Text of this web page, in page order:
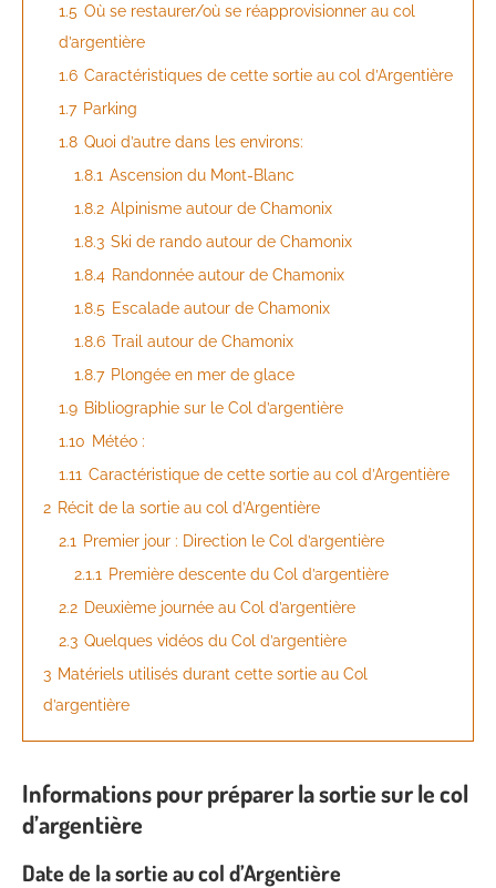
1.5 Où se restaurer/où se réapprovisionner au col
d’argentière
1.6 Caractéristiques de cette sortie au col d’Argentière
1.7 Parking
1.8 Quoi d’autre dans les environs:
1.8.1 Ascension du Mont-Blanc
1.8.2 Alpinisme autour de Chamonix
1.8.3 Ski de rando autour de Chamonix
1.8.4 Randonnée autour de Chamonix
1.8.5 Escalade autour de Chamonix
1.8.6 Trail autour de Chamonix
1.8.7 Plongée en mer de glace
1.9 Bibliographie sur le Col d’argentière
1.10 Météo :
1.11 Caractéristique de cette sortie au col d’Argentière
2 Récit de la sortie au col d’Argentière
2.1
Premier jour : Direction le Col d’argentière
2.1.1
Première descente du Col d’argentière
2.2 Deuxième journée au Col d’argentière
2.3 Quelques vidéos du Col d’argentière
3 Matériels utilisés durant cette sortie au Col
d’argentière
Informations pour préparer la sortie sur le col
d’argentière
Date de la sortie au col d’Argentière